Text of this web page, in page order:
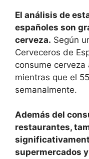
El análisis de
españoles son
cerveza. Según
Cerveceros de
consume cerveza
mientras que el
semanalmente.
Además del
restaurantes,
supermercados